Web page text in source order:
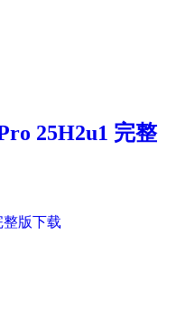
25H2u1 完整